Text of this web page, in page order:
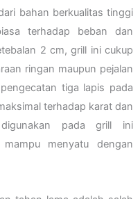
bahan berkualitas tinggi
terhadap beban dan
2 cm, grill ini cukup
ringan maupun pejalan
tiga lapis pada
terhadap karat dan
pada grill ini
menyatu dengan